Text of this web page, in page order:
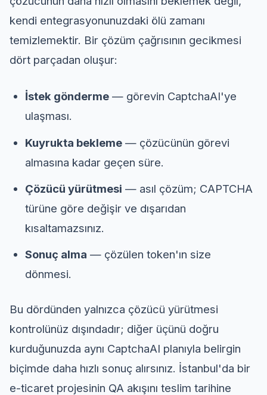
kendi entegrasyonunuzdaki ölü zamanı
temizlemektir. Bir çözüm çağrısının gecikmesi
dört parçadan oluşur:
İstek gönderme— görevin CaptchaAI'ye
ulaşması.
Kuyrukta bekleme— çözücünün görevi
almasına kadar geçen süre.
Çözücü yürütmesi — asıl çözüm; CAPTCHA
türüne göre değişir ve dışarıdan
kısaltamazsınız.
Sonuç alma — çözülen token'ın size
dönmesi.
Bu dördünden yalnızca çözücü yürütmesi
kontrolünüz dışındadır; diğer üçünü doğru
kurduğunuzda aynı CaptchaAI planıyla belirgin
biçimde daha hızlı sonuç alırsınız. İstanbul'da bir
e-ticaret projesinin QA akışını teslim tarihine